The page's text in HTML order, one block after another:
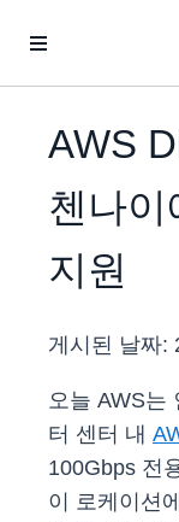
AWS
첸나이
지원
게시된 날짜:
오늘 AWS는
터 센터 내
100Gbps 전
이 로케이션